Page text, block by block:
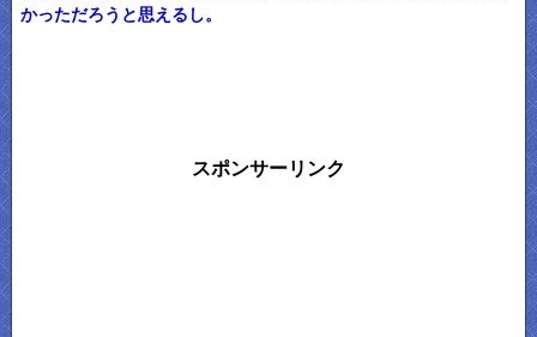
かっただろうと思えるし。
スポンサーリンク